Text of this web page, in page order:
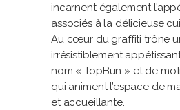
incarnent également
associés à la délicieuse
Au cœur du graffiti trône
irrésistiblement
nom « TopBun » et de
qui animent l’espace de
et accueillante.